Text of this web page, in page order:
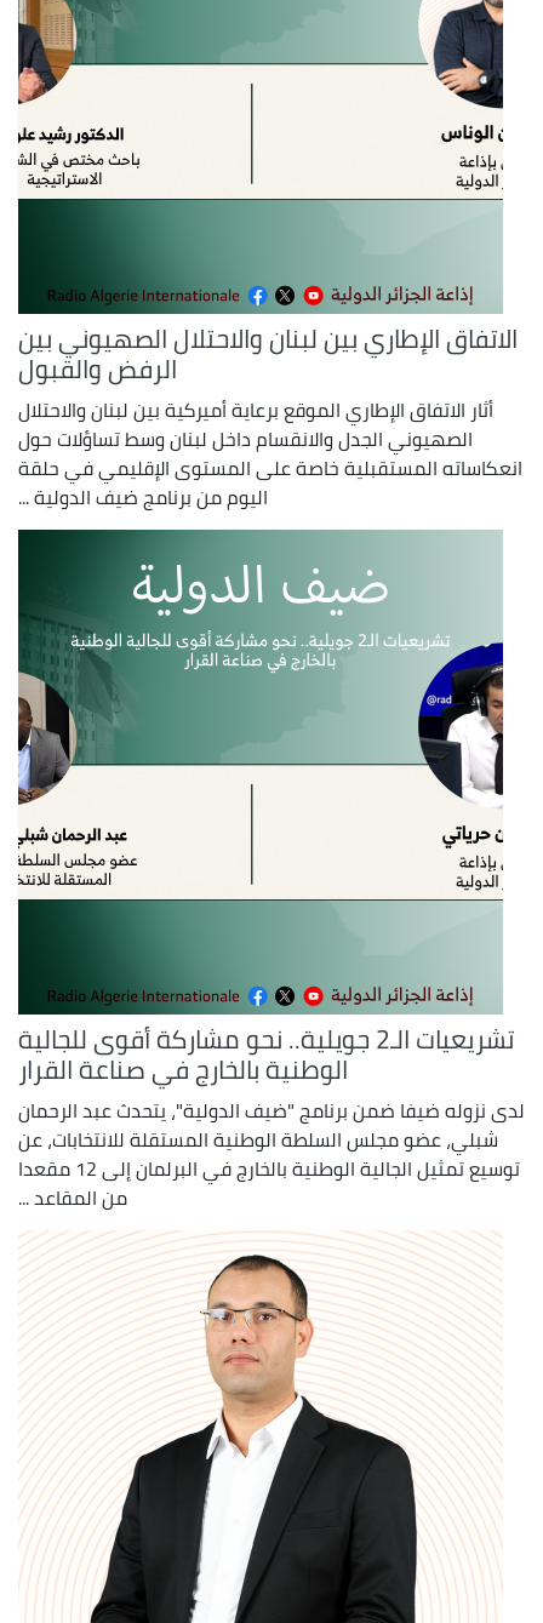
الاتفاق الإطاري بين لبنان والاحتلال الصهيوني بين
الرفض والقبول
أثار الاتفاق الإطاري الموقع برعاية أميركية بين لبنان والاحتلال
الصهيوني الجدل والانقسام داخل لبنان وسط تساؤلات حول
انعكاساته المستقبلية خاصة على المستوى الإقليمي في حلقة
اليوم من برنامج ضيف الدولية ...
تشريعيات الـ2 جويلية.. نحو مشاركة أقوى للجالية
الوطنية بالخارج في صناعة القرار
لدى نزوله ضيفا ضمن برنامج "ضيف الدولية"، يتحدث عبد الرحمان
شبلي، عضو مجلس السلطة الوطنية المستقلة للانتخابات، عن
توسيع تمثيل الجالية الوطنية بالخارج في البرلمان إلى 12 مقعدا
من المقاعد ...